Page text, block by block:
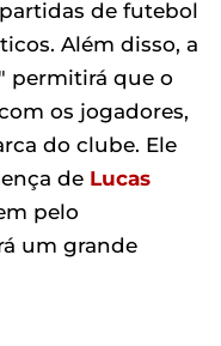
de futebol
Além disso, a
permitirá que o
os jogadores,
do clube. Ele
de Lucas
pelo
um grande